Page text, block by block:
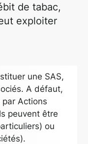
de tabac,
exploiter
une SAS,
A défaut,
par Actions
peuvent être
ou